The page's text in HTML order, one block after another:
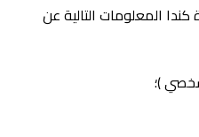
المعلومات التالية عن
)؛